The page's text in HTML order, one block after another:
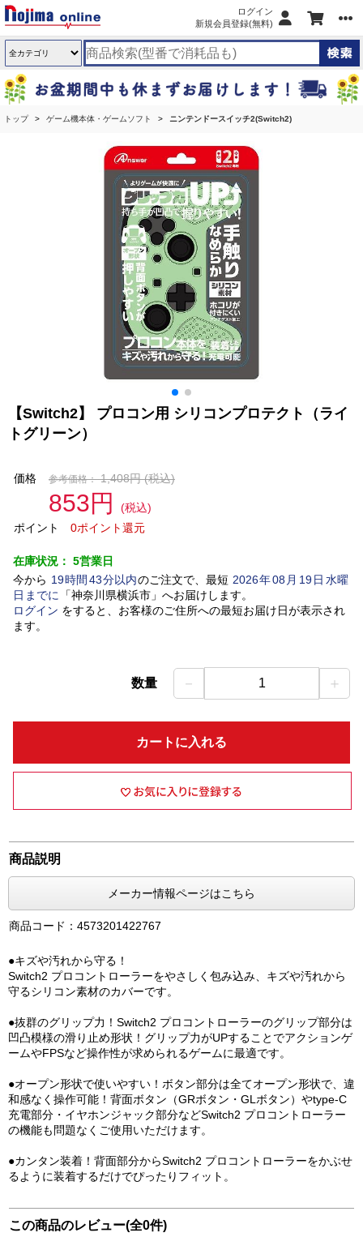
ログイン
新規会員登録(無料)
トップ ゲーム機本体・ゲームソフト ニンテンドースイッチ2(Switch2)
【Switch2】 プロコン用 シリコンプロテクト（ライ
トグリーン）
価格 参考価格： 1,408円(税込)
853円
(税込)
ポイント
0ポイント還元
在庫状況： 5営業日
今から 19時間 43分以内のご注文で、最短 2026年08 月 19日水曜
日 までに 「神奈川県横浜市」 へお届けします。
ログイン をすると、お客様のご住所への最短お届け日が表示され
ます。
数量 － 1 ＋
カートに入れる
商品説明
メーカー情報ページはこちら
商品コード：4573201422767
●キズや汚れから守る！
Switch2 プロコントローラーをやさしく包み込み、キズや汚れから
守るシリコン素材のカバーです。
●抜群のグリップ力！Switch2 プロコントローラーのグリップ部分は
凹凸模様の滑り止め形状！グリップ力がUPすることでアクションゲ
ームやFPSなど操作性が求められるゲームに最適です。
●オープン形状で使いやすい！ボタン部分は全てオープン形状で、違
和感なく操作可能！背面ボタン（GRボタン・GLボタン）やtype-C
充電部分・イヤホンジャック部分などSwitch2 プロコントローラー
の機能も問題なくご使用いただけます。
●カンタン装着！背面部分からSwitch2 プロコントローラーをかぶせ
るように装着するだけでぴったりフィット。
この商品のレビュー(全0件)